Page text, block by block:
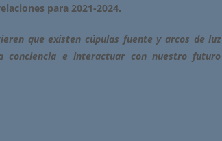
para 2021-2024.
que existen cúpulas fuente y arcos de luz
conciencia e interactuar con nuestro futuro